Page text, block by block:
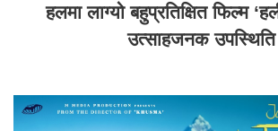
हलमा लाग्यो बहुप्रतिक्षित फिल्म
उत्साहजनक उपस्थिति